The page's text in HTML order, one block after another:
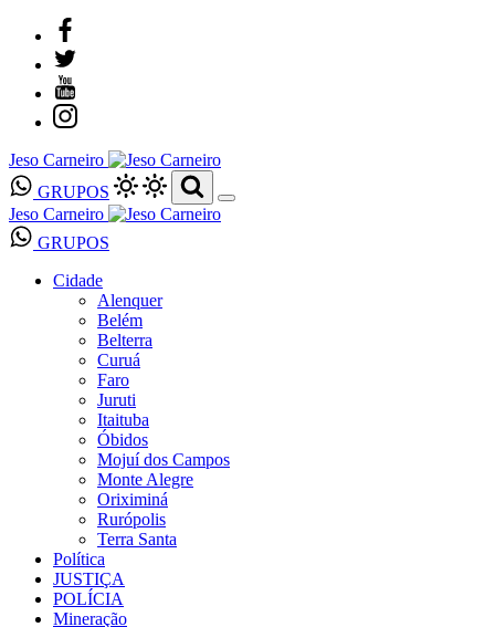
Jeso Carneiro
GRUPOS
Jeso Carneiro
GRUPOS
Cidade
Alenquer
Belém
Belterra
Curuá
Faro
Juruti
Itaituba
Óbidos
Mojuí dos Campos
Monte Alegre
Oriximiná
Rurópolis
Terra Santa
Política
JUSTIÇA
POLÍCIA
Mineração